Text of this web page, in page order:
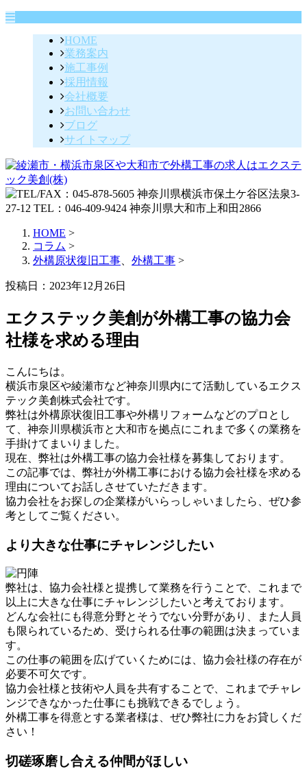
HOME
業務案内
施工事例
採用情報
会社概要
お問い合わせ
ブログ
サイトマップ
HOME >
コラム >
外構原状復旧工事
外構工事 >
投稿日：2023年12月26日
エクステック美創が外構工事の協力会
社様を求める理由
こんにちは。
横浜市泉区や綾瀬市など神奈川県内にて活動しているエクス
テック美創株式会社です。
弊社は外構原状復旧工事や外構リフォームなどのプロとし
て、神奈川県横浜市と大和市を拠点にこれまで多くの業務を
手掛けてまいりました。
現在、弊社は外構工事の協力会社様を募集しております。
この記事では、弊社が外構工事における協力会社様を求める
理由についてお話しさせていただきます。
協力会社をお探しの企業様がいらっしゃいましたら、ぜひ参
考としてご覧ください。
より大きな仕事にチャレンジしたい
弊社は、協力会社様と提携して業務を行うことで、これまで
以上に大きな仕事にチャレンジしたいと考えております。
どんな会社にも得意分野とそうでない分野があり、また人員
も限られているため、受けられる仕事の範囲は決まっていま
す。
この仕事の範囲を広げていくためには、協力会社様の存在が
必要不可欠です。
協力会社様と技術や人員を共有することで、これまでチャレ
ンジできなかった仕事にも挑戦できるでしょう。
外構工事を得意とする業者様は、ぜひ弊社に力をお貸しくだ
さい！
切磋琢磨し合える仲間がほしい